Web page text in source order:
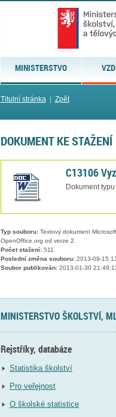
MINISTERSTVO
Titulní stránka| Zpět
DOKUMENT KE STAŽENÍ
C13106
Dokument
Typ souboru:Textový dokument
OpenOffice.org od verze 2.
Počet stažení:511
Poslední změna souboru:2013-09-15
Soubor publikován:2013-01-30
MINISTERSTVO ŠKOLSTVÍ,
Rejstříky, databáze
Statistika školství
Pro veřejnost
O školské statistice